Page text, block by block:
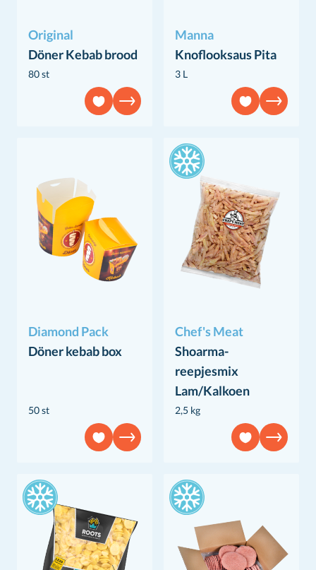
Original
Döner Kebab brood
80 st
Manna
Knoflooksaus Pita
3 L
Diamond Pack
Döner kebab box
50 st
Chef's Meat
Shoarma-
reepjesmix
Lam/Kalkoen
2,5 kg